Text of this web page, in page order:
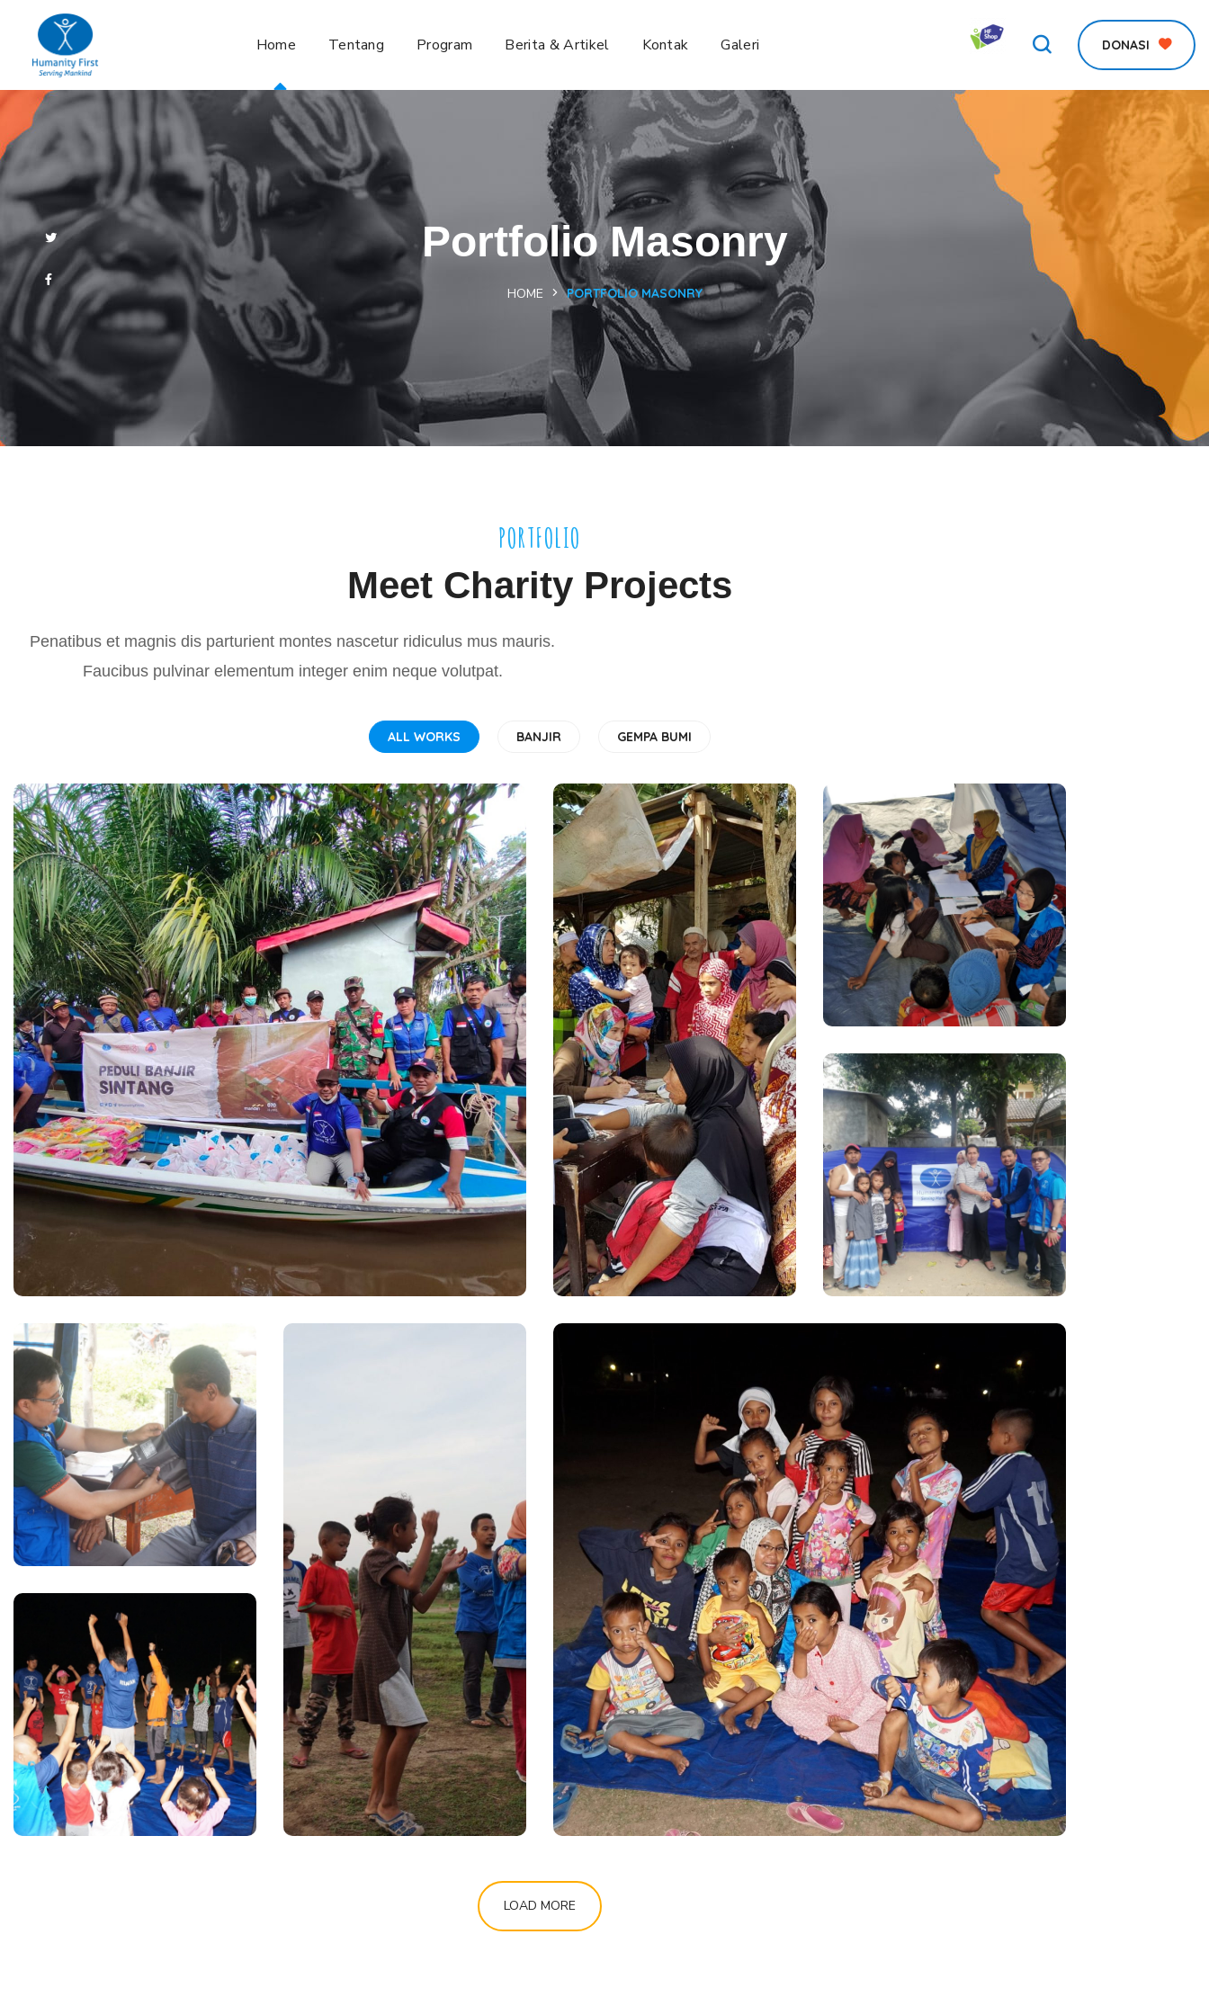
Home Tentang Program Berita & Artikel Kontak Galeri DONASI
Portfolio Masonry
HOME PORTFOLIO MASONRY
PORTFOLIO
Meet Charity Projects
Penatibus et magnis dis parturient montes nascetur ridiculus mus mauris.
Faucibus pulvinar elementum integer enim neque volutpat.
ALL WORKS BANJIR GEMPA BUMI
HF Peduli Banjir Sintang
Peduli Gempa
Lombok
#Gempa Bumi
Peduli Gempa
Lombok
#Gempa Bumi
Peduli Gempa
Lombok
#Gempa Bumi
Palu, Sigi
#Gempa Bumi
Palu, Sigi
#Gempa Bumi
Palu, Sigi
#Gempa Bumi
Palu, Sigi
#Gempa Bumi
LOAD MORE